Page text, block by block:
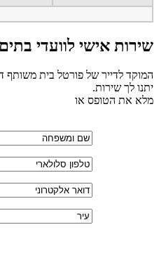
שירות אישי לוועדי
המוקד לדייר של פורטל בית משותף
יתנו לך שירות.
מלא את הטופס או